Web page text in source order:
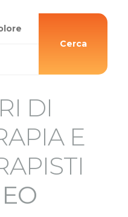
Cerca
DI
E